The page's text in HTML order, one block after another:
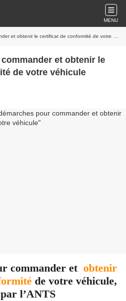
MENU
et obtenir le certificat de conformité de votre véhicule
et obtenir le
de votre véhicule
commander et obtenir
de votre véhicule,
l’ANTS